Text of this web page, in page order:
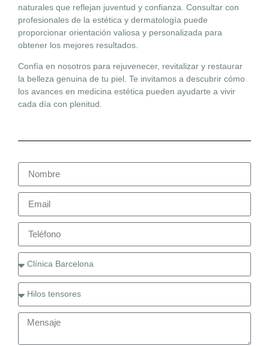
naturales que reflejan juventud y confianza. Consultar con
profesionales de la estética y dermatología puede
proporcionar orientación valiosa y personalizada para
obtener los mejores resultados.
Confía en nosotros para rejuvenecer, revitalizar y restaurar
la belleza genuina de tu piel. Te invitamos a descubrir cómo
los avances en medicina estética pueden ayudarte a vivir
cada día con plenitud.